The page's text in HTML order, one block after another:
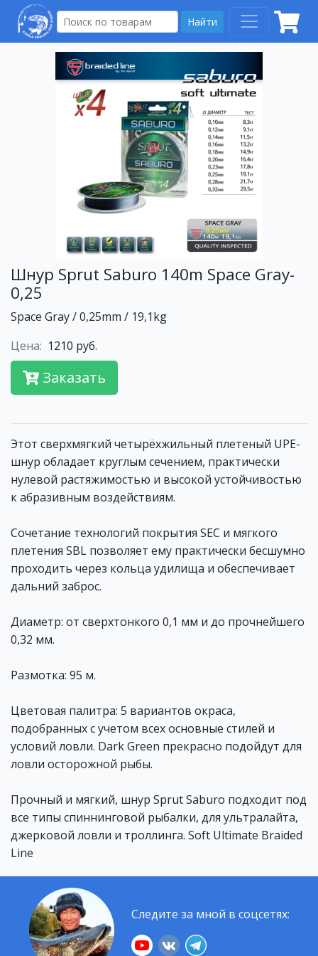
Найти
Шнур Sprut Saburo 140m Space Gray-
0,25
Space Gray / 0,25mm / 19,1kg
Цена: 1210 руб.
Заказать
Этот сверхмягкий четырёхжильный плетеный UPE-
шнур обладает круглым сечением, практически
нулевой растяжимостью и высокой устойчивостью
к абразивным воздействиям.
Сочетание технологий покрытия SEC и мягкого
плетения SBL позволяет ему практически бесшумно
проходить через кольца удилища и обеспечивает
дальний заброс.
Диаметр: от сверхтонкого 0,1 мм и до прочнейшего
0,32 мм.
Размотка: 95 м.
Цветовая палитра: 5 вариантов окраса,
подобранных с учетом всех основные стилей и
условий ловли. Dark Green прекрасно подойдут для
ловли осторожной рыбы.
Прочный и мягкий, шнур Sprut Saburo подходит под
все типы спиннинговой рыбалки, для ультралайта,
джерковой ловли и троллинга. Soft Ultimate Braided
Line
Следите за мной в соцсетях: